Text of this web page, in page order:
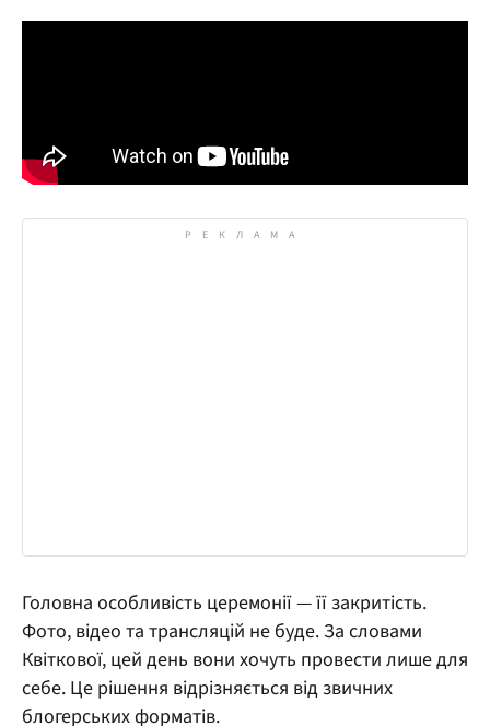
Головна особливість церемонії — її закритість.
Фото, відео та трансляцій не буде. За словами
Квіткової, цей день вони хочуть провести лише для
себе. Це рішення відрізняється від звичних
блогерських форматів.